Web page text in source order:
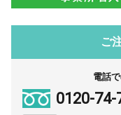
ご
電話
0120-74-